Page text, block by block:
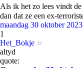
Als ik het zo lees vindt
dan dat ze een ex-
maandag 30 oktober
1
Het_Bokje
altyd
quote: